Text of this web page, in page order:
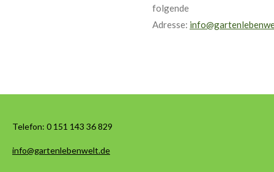
folgende
Adresse:
Telefon: 0 151 143 36 829
info@gartenlebenwelt.de